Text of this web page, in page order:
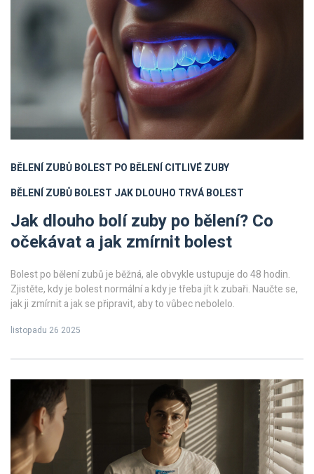
BĚLENÍ ZUBŮBOLEST PO BĚLENÍCITLIVÉ ZUBY
BĚLENÍ ZUBŮ BOLEST JAK DLOUHO TRVÁ BOLEST
Jak dlouho bolí zuby po bělení? Co
očekávat a jak zmírnit bolest
Bolest po bělení zubů je běžná, ale obvykle ustupuje do 48 hodin.
Zjistěte, kdy je bolest normální a kdy je třeba jít k zubaři. Naučte se,
jak ji zmírnit a jak se připravit, aby to vůbec nebolelo.
listopadu 26 2025